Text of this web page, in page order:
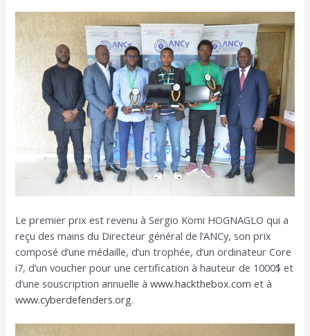
Le premier prix est revenu à Sergio Komi HOGNAGLO qui a
reçu des mains du Directeur général de l’ANCy, son prix
composé d’une médaille, d’un trophée, d’un ordinateur Core
i7, d’un voucher pour une certification à hauteur de 1000$ et
d’une souscription annuelle àwww.hackthebox.com et à
www.cyberdefenders.org.